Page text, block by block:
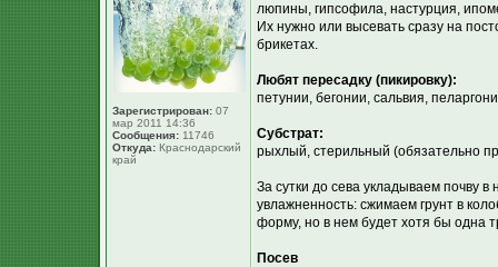
Зарегистрирован: 07
мар 2011 14:36
Сообщения: 11746
Откуда: Краснодарский
край
люпины, гипсофила, настурция,
Их нужно или высевать сразу на
брикетах.
Любят пересадку (пикировку):
петунии, бегонии, сальвия,
Субстрат:
рыхлый, стерильный (обязательно
За сутки до сева укладываем почву
увлажненность: сжимаем грунт в
форму, но в нем будет хотя бы одна
Посев